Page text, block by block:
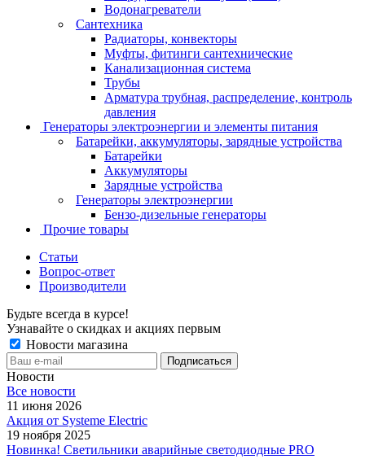
Водонагреватели
Сантехника
Радиаторы, конвекторы
Муфты, фитинги сантехнические
Канализационная система
Трубы
Арматура трубная, распределение, контроль
давления
Генераторы электроэнергии и элементы питания
Батарейки, аккумуляторы, зарядные устройства
Батарейки
Аккумуляторы
Зарядные устройства
Генераторы электроэнергии
Бензо-дизельные генераторы
Прочие товары
Статьи
Вопрос-ответ
Производители
Будьте всегда в курсе!
Узнавайте о скидках и акциях первым
Новости магазина
Новости
Все новости
11 июня 2026
Акция от Systeme Electric
19 ноября 2025
Новинка! Светильники аварийные светодиодные PRO